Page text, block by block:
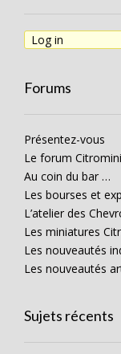
Log in
Forums
Présentez-vous
Le forum Citromini
Au coin du bar …
Les bourses et
L’atelier des
Les miniatures
Les nouveautés
Les nouveautés
Sujets récents